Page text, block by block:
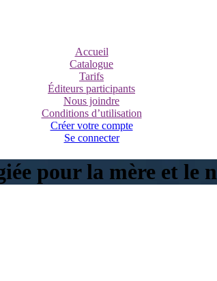
Accueil
Catalogue
Tarifs
Éditeurs participants
Nous joindre
Conditions d’utilisation
Créer votre compte
Se connecter
pour la mère et le